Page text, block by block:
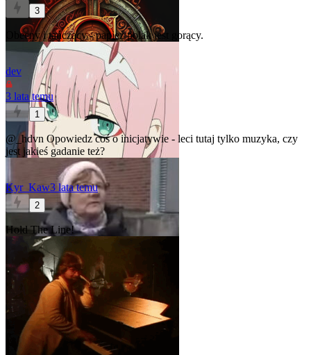
3
Obecny i tańczący - papież polak jest gorący.
dev
3 lata temu
1
@_hdvn Opowiedz coś o inicjatywie - leci tutaj tylko muzyka, czy
jest jakieś gadanie też?
Kyr_Kaw3 lata temu
2
Hold The Line!